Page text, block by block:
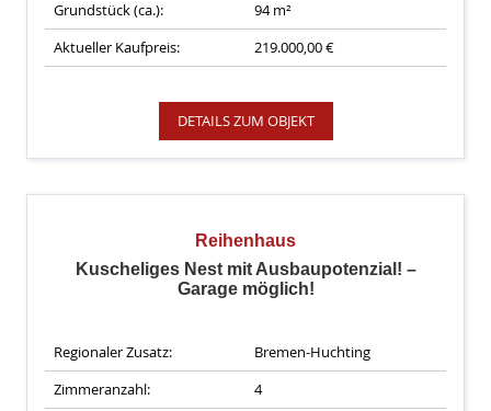
Grundstück (ca.):
94 m²
Aktueller Kaufpreis:
219.000,00 €
DETAILS ZUM OBJEKT
Reihenhaus
Kuscheliges Nest mit Ausbaupotenzial! –
Garage möglich!
Regionaler Zusatz:
Bremen-Huchting
Zimmeranzahl:
4